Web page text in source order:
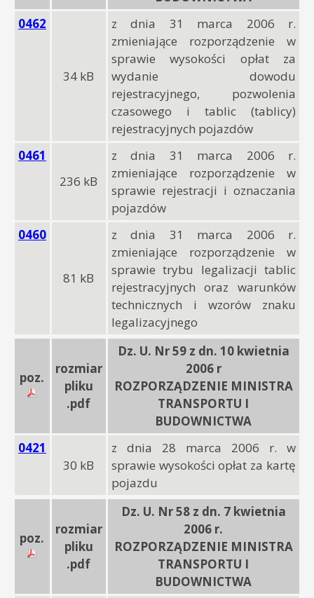
0462
34 kB
z dnia 31 marca 2006 r.
zmieniające rozporządzenie w
sprawie wysokości opłat za
wydanie dowodu
rejestracyjnego, pozwolenia
czasowego i tablic (tablicy)
rejestracyjnych pojazdów
0461
236 kB
z dnia 31 marca 2006 r.
zmieniające rozporządzenie w
sprawie rejestracji i oznaczania
pojazdów
0460
81 kB
z dnia 31 marca 2006 r.
zmieniające rozporządzenie w
sprawie trybu legalizacji tablic
rejestracyjnych oraz warunków
technicznych i wzorów znaku
legalizacyjnego
poz.
rozmiar
pliku
.pdf
Dz. U. Nr 59 z dn. 10 kwietnia
2006 r
ROZPORZĄDZENIE MINISTRA
TRANSPORTU I
BUDOWNICTWA
0421
30 kB
z dnia 28 marca 2006 r. w
sprawie wysokości opłat za kartę
pojazdu
poz.
rozmiar
pliku
.pdf
Dz. U. Nr 58 z dn. 7 kwietnia
2006 r.
ROZPORZĄDZENIE MINISTRA
TRANSPORTU I
BUDOWNICTWA